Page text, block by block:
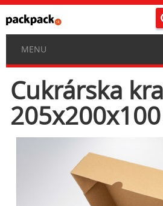
MENU
Cukrárska
205x200x100